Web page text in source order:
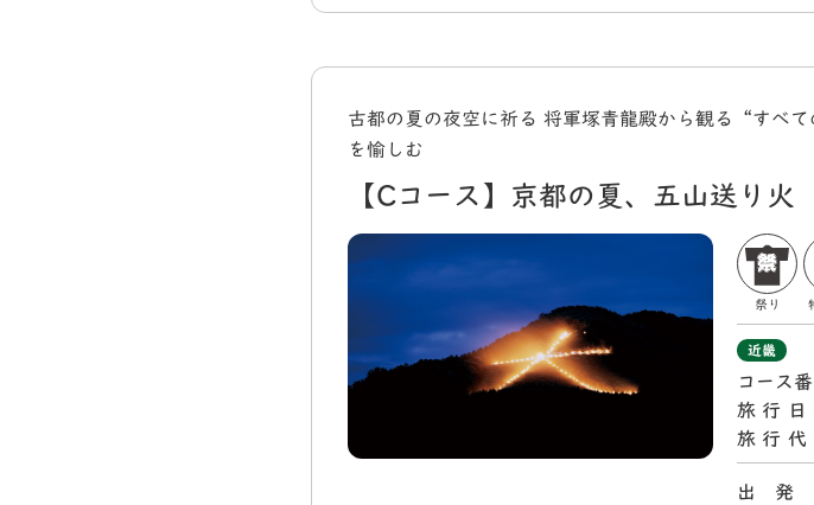
古都の夏の夜空に祈る 将軍塚青龍殿から観る“すべ
を愉しむ
【Cコース】京都の夏、五山送り火
祭り
近畿
コース
旅行日
旅行代
出 発